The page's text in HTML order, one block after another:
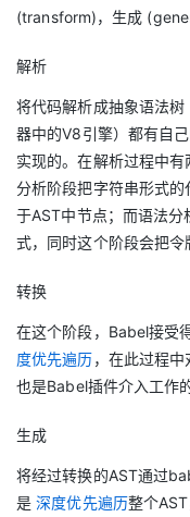
(transform)，生成
解析
将代码解析成抽象语法
器中的V8引擎）都有自
实现的。在解析过程中
分析阶段把字符串形式
于AST中节点；而语法
式，同时这个阶段会把令
转换
在这个阶段，Babel接受
度优先遍历，在此过程
也是Babel插件介入工作
生成
将经过转换的AST通过
是深度优先遍历整个